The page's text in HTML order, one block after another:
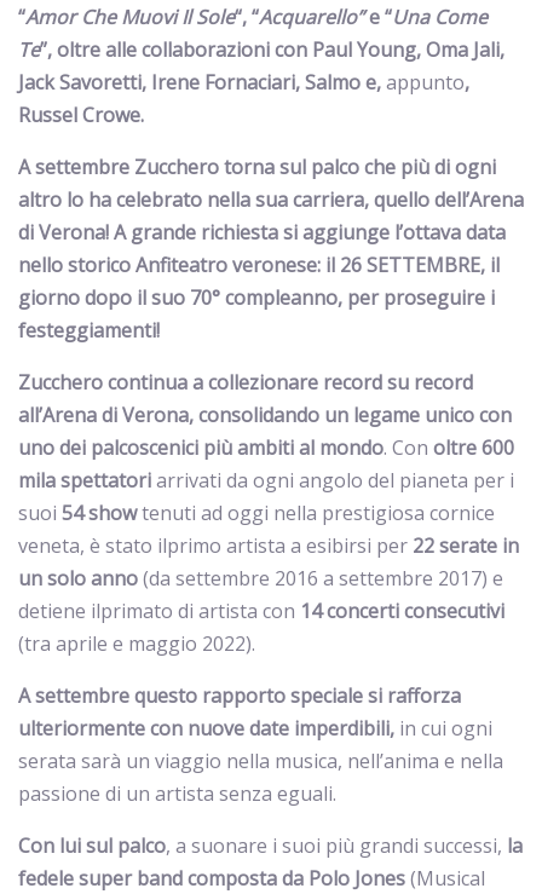
“Amor Che Muovi Il Sole“, “Acquarello”e “Una Come
Te”, oltre alle collaborazioni con Paul Young, Oma Jali,
Jack Savoretti, Irene Fornaciari, Salmo e,appunto,
Russel Crowe.
A settembre Zucchero torna sul palco che più di ogni
altro lo ha celebrato nella sua carriera, quello dell’Arena
di Verona! A grande richiesta si aggiunge l’ottava data
nello storico Anfiteatro veronese: il 26 SETTEMBRE, il
giorno dopo il suo 70° compleanno, per proseguire i
festeggiamenti!
Zucchero continua a collezionare record su record
all’Arena di Verona, consolidando un legame unico con
uno dei palcoscenici più ambiti al mondo. Con oltre 600
mila spettatoriarrivati da ogni angolo del pianeta per i
suoi 54 showtenuti ad oggi nella prestigiosa cornice
veneta, è stato ilprimo artista a esibirsi per 22 serate in
un solo anno(da settembre 2016 a settembre 2017) e
detiene ilprimato di artista con 14 concerti consecutivi
(tra aprile e maggio 2022).
A settembre questo rapporto speciale si rafforza
ulteriormente con nuove date imperdibili, in cui ogni
serata sarà un viaggio nella musica, nell’anima e nella
passione di un artista senza eguali.
Con lui sul palco, a suonare i suoi più grandi successi, la
fedele super band composta da Polo Jones(Musical